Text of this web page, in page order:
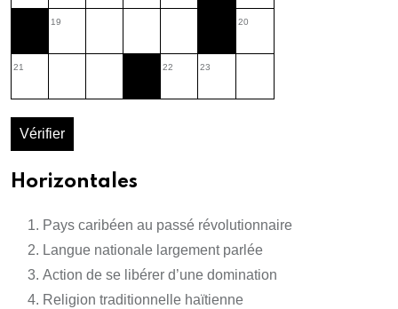
19 20
21 22 23
Vérifier
Horizontales
Pays caribéen au passé révolutionnaire
Langue nationale largement parlée
Action de se libérer d’une domination
Religion traditionnelle haïtienne